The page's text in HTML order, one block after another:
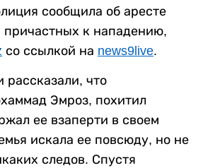
сообщила об аресте
причастных к нападению,
со ссылкой на news9live.
что
Эмроз, похитил
ее взаперти в своем
искала ее повсюду, но не
следов. Спустя